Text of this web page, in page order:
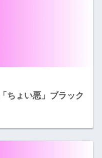
ちょい悪」ブラック